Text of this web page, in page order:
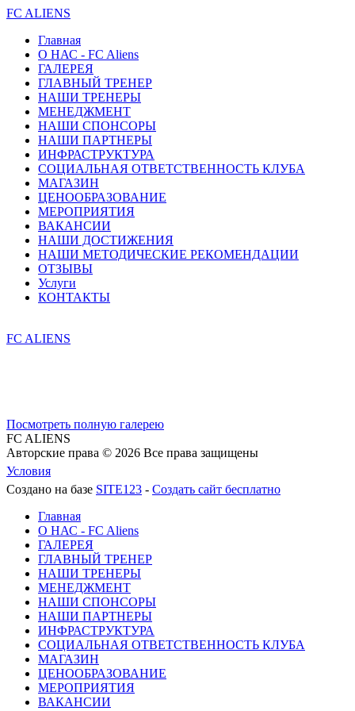
FC ALIENS
Главная
О НАС - FC Aliens
ГАЛЕРЕЯ
ГЛАВНЫЙ ТРЕНЕР
НАШИ ТРЕНЕРЫ
МЕНЕДЖМЕНТ
НАШИ СПОНСОРЫ
НАШИ ПАРТНЕРЫ
ИНФРАСТРУКТУРА
СОЦИАЛЬНАЯ ОТВЕТСТВЕННОСТЬ КЛУБА
МАГАЗИН
ЦЕНООБРАЗОВАНИЕ
МЕРОПРИЯТИЯ
ВАКАНСИИ
НАШИ ДОСТИЖЕНИЯ
НАШИ МЕТОДИЧЕСКИЕ РЕКОМЕНДАЦИИ
ОТЗЫВЫ
Услуги
КОНТАКТЫ
FC ALIENS
Посмотреть полную галерею
FC ALIENS
Авторские права © 2026 Все права защищены
Условия
Создано на базе SITE123 - Создать сайт бесплатно
Главная
О НАС - FC Aliens
ГАЛЕРЕЯ
ГЛАВНЫЙ ТРЕНЕР
НАШИ ТРЕНЕРЫ
МЕНЕДЖМЕНТ
НАШИ СПОНСОРЫ
НАШИ ПАРТНЕРЫ
ИНФРАСТРУКТУРА
СОЦИАЛЬНАЯ ОТВЕТСТВЕННОСТЬ КЛУБА
МАГАЗИН
ЦЕНООБРАЗОВАНИЕ
МЕРОПРИЯТИЯ
ВАКАНСИИ